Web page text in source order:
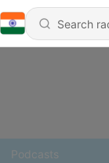
Podcasts